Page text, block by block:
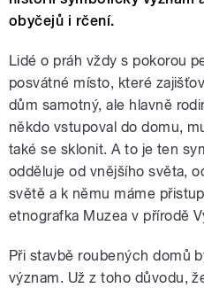
obyčejů i rčení.
Lidé o práh vždy s pokorou
posvátné místo, které
dům samotný, ale hlavně
někdo vstupoval do domu,
také se sklonit. A to je ten
odděluje od vnějšího světa,
světě a k němu máme
etnografka Muzea v přírodě
Při stavbě roubených domů
význam. Už z toho důvodu,